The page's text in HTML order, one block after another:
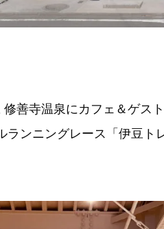
善寺温泉にカフェ＆ゲスト
ンニングレース「伊豆ト